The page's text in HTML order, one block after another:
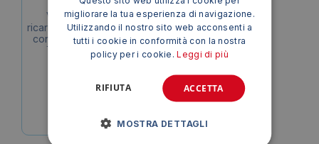
Ventilatore portatile
ricaricabile Melchioni Family
con luce LED 2in1 Ø 12 cm
verde/nero 6W – 118620051
47,72€
migliorare la tua esperienza di navigazione.
Utilizzando il nostro sito web acconsenti a
tutti i cookie in conformità con la nostra
policy per i cookie.Leggi di più
ACCETTA
RIFIUTA
MOSTRA DETTAGLI